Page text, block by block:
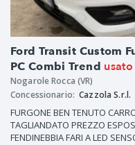
Ford Transit Custom
PC Combi Trend usato
Nogarole Rocca (VR)
Concessionario: Cazzola S.r.l.
FURGONE BEN TENUTO
TAGLIANDATO PREZZO
FENDINEBBIA FARI A LED